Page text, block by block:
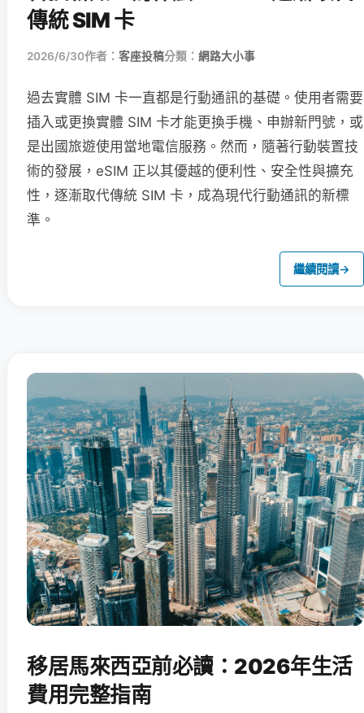
傳統 SIM 卡
2026/6/30作者： 客座投稿分類： 網路大小事
過去實體 SIM 卡一直都是行動通訊的基礎。使用者需要
插入或更換實體 SIM 卡才能更換手機、申辦新門號，或
是出國旅遊使用當地電信服務。然而，隨著行動裝置技
術的發展，eSIM 正以其優越的便利性、安全性與擴充
性，逐漸取代傳統 SIM 卡，成為現代行動通訊的新標
準。
繼續閱讀→
移居馬來西亞前必讀：2026年生活
費用完整指南